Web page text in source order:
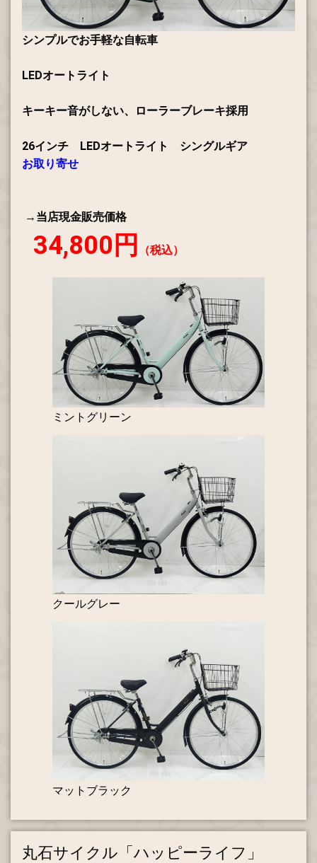
シンプルでお手軽な自転車
LEDオートライト
キーキー音がしない、ローラーブレーキ採用
26インチ LEDオートライト シングルギア
お取り寄せ
→当店現金販売価格
34,800円 （税込）
ミントグリーン
クールグレー
マットブラック
丸石サイクル「ハッピーライフ」